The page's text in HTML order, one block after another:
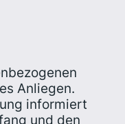
Anliegen.
informiert
und den